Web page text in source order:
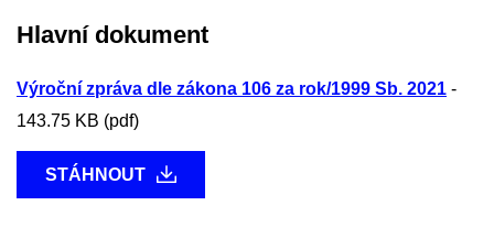
Hlavní dokument
Výroční zpráva dle zákona 106 za rok/1999 Sb. 2021 -
143.75 KB (pdf)
STÁHNOUT